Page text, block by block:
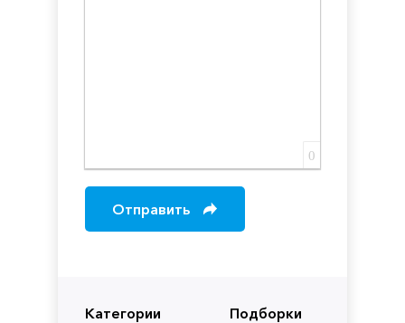
Категории Подборки
0
Отправить